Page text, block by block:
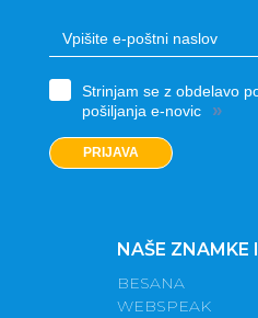
Strinjam se z obdelavo
pošiljanja e-novic
»
PRIJAVA
NAŠE ZNAMKE
BESANA
WEBSPEAK